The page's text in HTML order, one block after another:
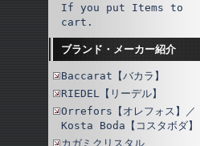
If you put Items to
cart.
ブランド・メーカー紹介
Baccarat【バカラ】
RIEDEL【リーデル】
Orrefors【オレフォス】／
Kosta Boda【コスタボダ】
カガミクリスタル